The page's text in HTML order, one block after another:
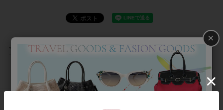
返品について
おすすめアイテム
×